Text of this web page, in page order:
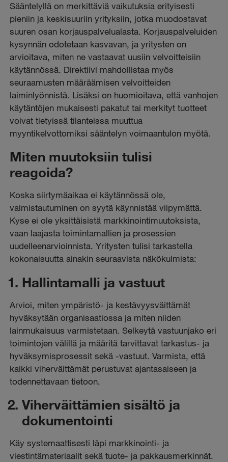
Sääntelyllä on merkittäviä vaikutuksia erityisesti
pieniin ja keskisuuriin yrityksiin, jotka muodostavat
suuren osan korjauspalvelualasta. Korjauspalveluiden
kysynnän odotetaan kasvavan, ja yritysten on
arvioitava, miten ne vastaavat uusiin velvoitteisiin
käytännössä. Direktiivi mahdollistaa myös
seuraamusten määräämisen velvoitteiden
laiminlyönnistä. Lisäksi on huomioitava, että vanhojen
käytäntöjen mukaisesti pakatut tai merkityt tuotteet
voivat tietyissä tilanteissa muuttua
myyntikelvottomiksi sääntelyn voimaantulon myötä.
Miten muutoksiin tulisi
reagoida?
Koska siirtymäaikaa ei käytännössä ole,
valmistautuminen on syytä käynnistää viipymättä.
Kyse ei ole yksittäisistä markkinointimuutoksista,
vaan laajasta toimintamallien ja prosessien
uudelleenarvioinnista. Yritysten tulisi tarkastella
kokonaisuutta ainakin seuraavista näkökulmista:
Hallintamalli ja vastuut
Arvioi, miten ympäristö- ja kestävyysväittämät
hyväksytään organisaatiossa ja miten niiden
lainmukaisuus varmistetaan. Selkeytä vastuunjako eri
toimintojen välillä ja määritä tarvittavat tarkastus- ja
hyväksymisprosessit sekä -vastuut. Varmista, että
kaikki viherväittämät perustuvat ajantasaiseen ja
todennettavaan tietoon.
Viherväittämien sisältö ja
dokumentointi
Käy systemaattisesti läpi markkinointi- ja
viestintämateriaalit sekä tuote- ja pakkausmerkinnät.